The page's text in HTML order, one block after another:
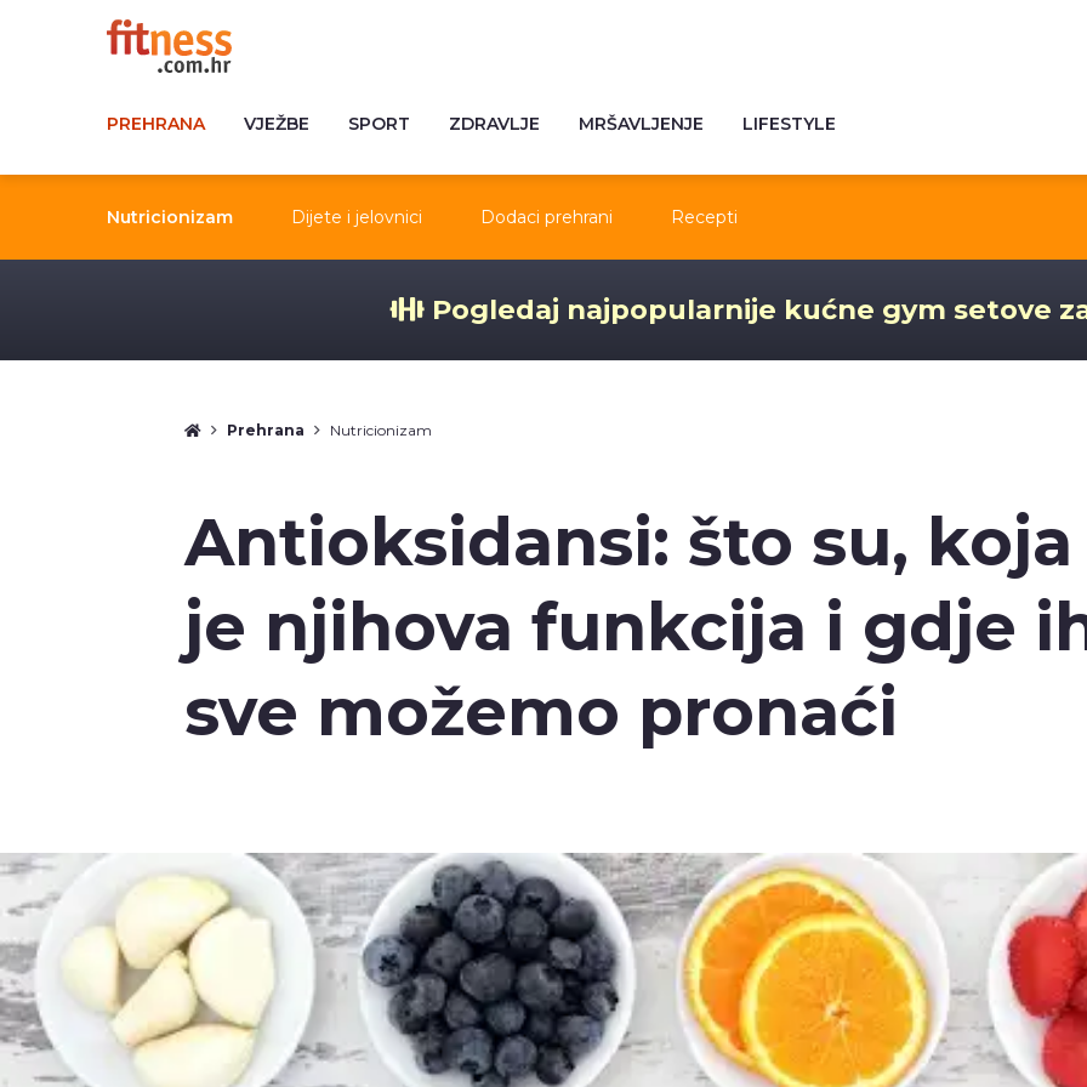
PREHRANA VJEŽBE SPORT ZDRAVLJE MRŠAVLJENJE LIFESTYLE
Nutricionizam Dijete i jelovnici Dodaci prehrani Recepti
Pogledaj najpopularnije kućne gym setove
Prehrana Nutricionizam
Antioksidansi: što su, koja
je njihova funkcija i gdje
sve možemo pronaći